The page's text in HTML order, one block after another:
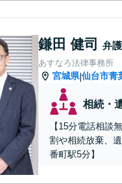
鎌田 健司 弁
あすなろ法律事務所
宮城県|仙台市青
相続・
【15分電話相談
割や相続放棄、
番町駅5分】